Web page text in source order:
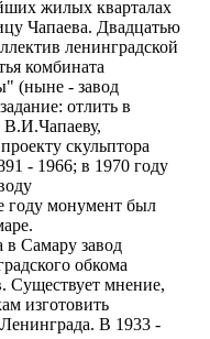
жилых кварталах
Чапаева. Двадцатью
ленинградской
комбината
(ныне - завод
отлить в
скульптора
- 1966; в 1970 году
году монумент был
в Самару завод
обкома
Существует мнение,
изготовить
В 1933 -